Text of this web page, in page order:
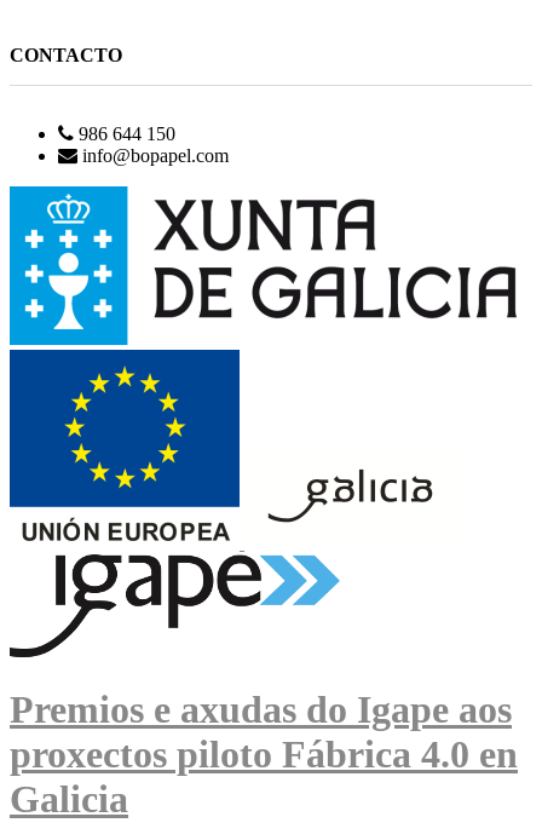
CONTACTO
986 644 150
info@bopapel.com
Premios e axudas do Igape aos
proxectos piloto Fábrica 4.0 en
Galicia